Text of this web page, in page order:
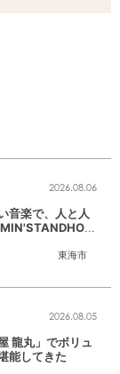
東海市
2026.08.06
音楽で、人と人
2026.08.05
龍丸」でボリュ
能してきた